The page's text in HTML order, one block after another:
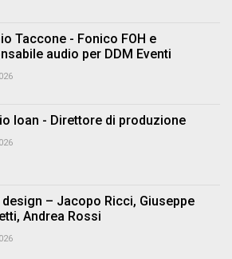
Taccone - Fonico FOH e
audio per DDM Eventi
Ioan - Direttore di produzione
– Jacopo Ricci, Giuseppe
Andrea Rossi